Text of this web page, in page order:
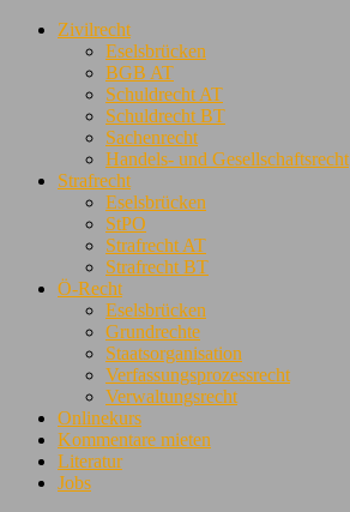
Zivilrecht
Eselsbrücken
BGB AT
Schuldrecht AT
Schuldrecht BT
Sachenrecht
Handels- und Gesellschaftsrecht
Strafrecht
Eselsbrücken
StPO
Strafrecht AT
Strafrecht BT
Ö-Recht
Eselsbrücken
Grundrechte
Staatsorganisation
Verfassungsprozessrecht
Verwaltungsrecht
Onlinekurs
Kommentare mieten
Literatur
Jobs